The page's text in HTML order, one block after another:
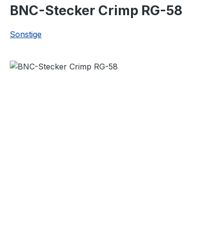
BNC-Stecker Crimp RG-58
Sonstige
Bildergalerie überspringen